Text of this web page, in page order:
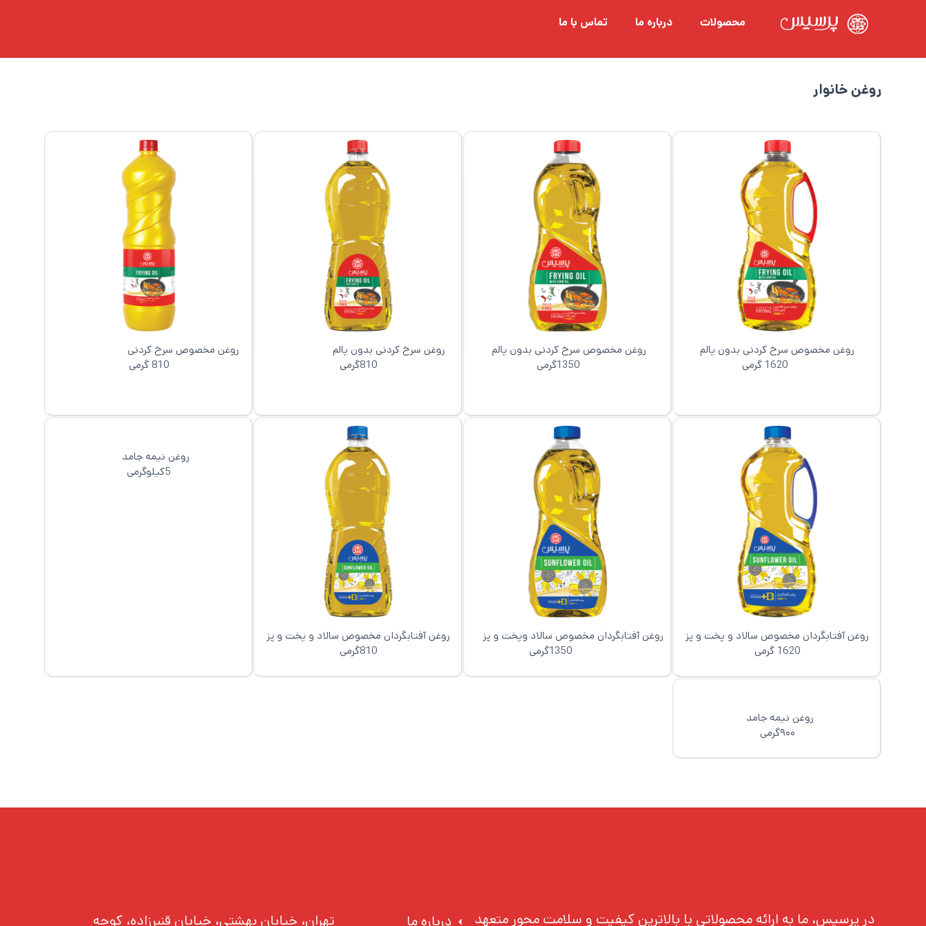
محصولات درباره ما تماس با ما
روغن خانوار
روغن مخصوص سرخ کردنی بدون پالم
روغن مخصوص سرخ کردنی بدون پالم
810گرمی
810 گرمی
روغن آفتابگردان مخصوص سالاد و پخت و پز
1620 گرمی
روغن آفتابگردان مخصوص سالاد وپخت و پز
روغن آفتابگردان مخصوص سالاد و پخت و پز
810گرمی
روغن نیمه جامد
5کیلوگرمی
روغن نیمه جامد
۹۰۰گرمی
در پرسیس، ما به ارائه محصولاتی با بالاترین کیفیت و سلامت محور متعهد درباره ما تهران، خیابان بهشتی، خیابان قنبرزاده، کوچه